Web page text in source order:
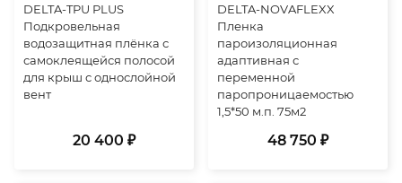
DELTA-TPU PLUS
Подкровельная
водозащитная плёнка с
самоклеящейся полосой
для крыш с однослойной
вент
20 400 ₽
DELTA-NOVAFLEXX
Пленка
пароизоляционная
адаптивная с
переменной
паропроницаемостью
1,5*50 м.п. 75м2
48 750 ₽